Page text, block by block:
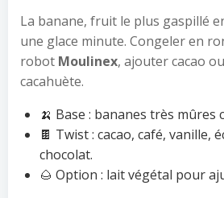
La banane, fruit le plus gaspillé
une glace minute. Congeler en
robot Moulinex, ajouter cacao
cacahuète.
🍌 Base : bananes très mûres
🍫 Twist : cacao, café, vanille,
chocolat.
🌰 Option : lait végétal pour